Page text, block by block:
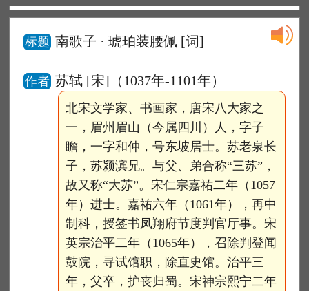
标题 南歌子 · 琥珀装腰佩 [词]
作者 苏轼 [宋]（1037年-1101年）
北宋文学家、书画家，唐宋八大家之
一，眉州眉山（今属四川）人，字子
瞻，一字和仲，号东坡居士。苏老泉长
子，苏颍滨兄。与父、弟合称“三苏”，
故又称“大苏”。宋仁宗嘉祐二年（1057
年）进士。嘉祐六年（1061年），再中
制科，授签书凤翔府节度判官厅事。宋
英宗治平二年（1065年），召除判登闻
鼓院，寻试馆职，除直史馆。治平三
年，父卒，护丧归蜀。宋神宗熙宁二年